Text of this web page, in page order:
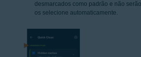
desmarcados como padrão e não
os selecione automaticamente.